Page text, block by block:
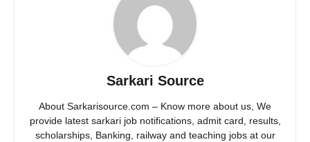
Sarkari Source
About Sarkarisource.com – Know more about us, We
provide latest sarkari job notifications, admit card, results,
scholarships, Banking, railway and teaching jobs at our